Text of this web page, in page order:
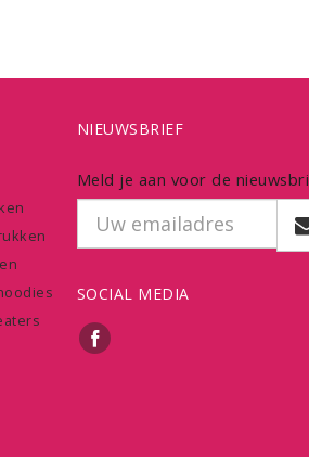
NIEUWSBRIEF
Meld je aan voor de
SOCIAL MEDIA